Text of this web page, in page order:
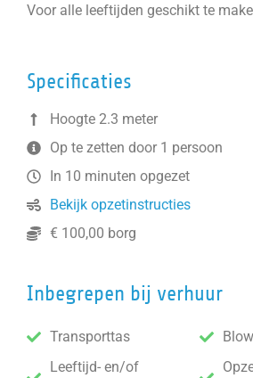
Voor alle leeftijden geschikt te
Specificaties
Hoogte 2.3 meter
Op te zetten door 1 persoon
In 10 minuten opgezet
Bekijk opzetinstructies
€ 100,00 borg
Inbegrepen bij verhuur
Transporttas
Leeftijd- en/of